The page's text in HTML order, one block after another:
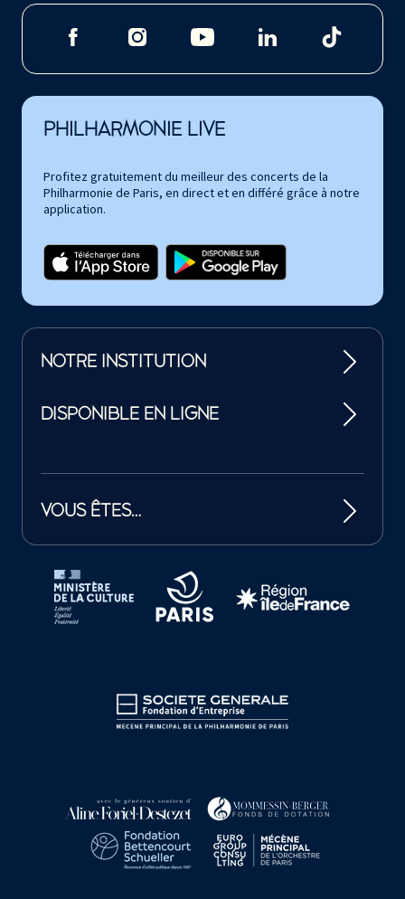
PHILHARMONIE LIVE
Profitez gratuitement du meilleur des concerts de la
Philharmonie de Paris, en direct et en différé grâce à notre
application.
NOTRE INSTITUTION
DISPONIBLE EN LIGNE
VOUS ÊTES…
Tutelles et mécènes de la Philharmonie de Paris